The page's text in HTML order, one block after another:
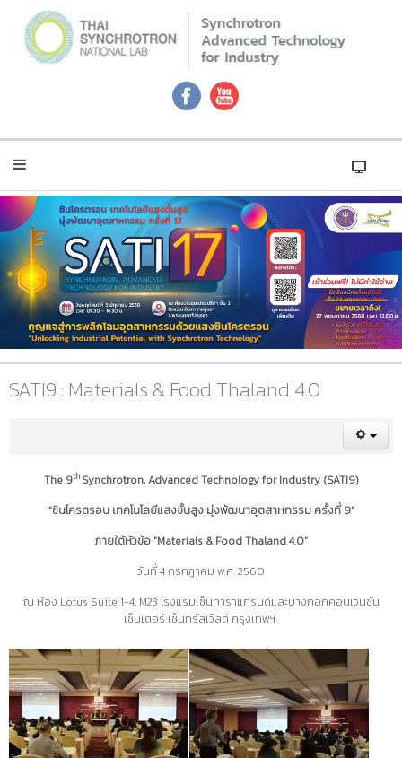
SATI9 : Materials & Food Thaland 4.0
The 9thSynchrotron, Advanced Technology for Industry (SATI9)
“ซินโครตรอน เทคโนโลยีแสงขั้นสูง มุ่งพัฒนาอุตสาหกรรม ครั้งที่ 9”
ภายใต้หัวข้อ "Materials & Food Thaland 4.0"
วันที่ 4 กรกฎาคม พ.ศ. 2560
ณ ห้อง Lotus Suite 1-4, M23 โรงแรมเซ็นทาราแกรนด์และบางกอกคอนเวนชัน
เซ็นเตอร์ เซ็นทรัลเวิลด์ กรุงเทพฯ